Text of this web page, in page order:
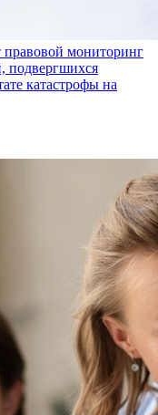
мониторинг
подвергшихся
катастрофы на